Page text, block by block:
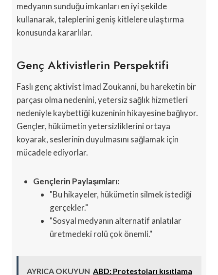
medyanın sunduğu imkanları en iyi şekilde
kullanarak, taleplerini geniş kitlelere ulaştırma
konusunda kararlılar.
Genç Aktivistlerin Perspektifi
Faslı genç aktivist İmad Zoukanni, bu hareketin bir
parçası olma nedenini, yetersiz sağlık hizmetleri
nedeniyle kaybettiği kuzeninin hikayesine bağlıyor.
Gençler, hükümetin yetersizliklerini ortaya
koyarak, seslerinin duyulmasını sağlamak için
mücadele ediyorlar.
Gençlerin Paylaşımları:
"Bu hikayeler, hükümetin silmek istediği
gerçekler."
"Sosyal medyanın alternatif anlatılar
üretmedeki rolü çok önemli."
AYRICA OKUYUN ABD: Protestoları kısıtlama